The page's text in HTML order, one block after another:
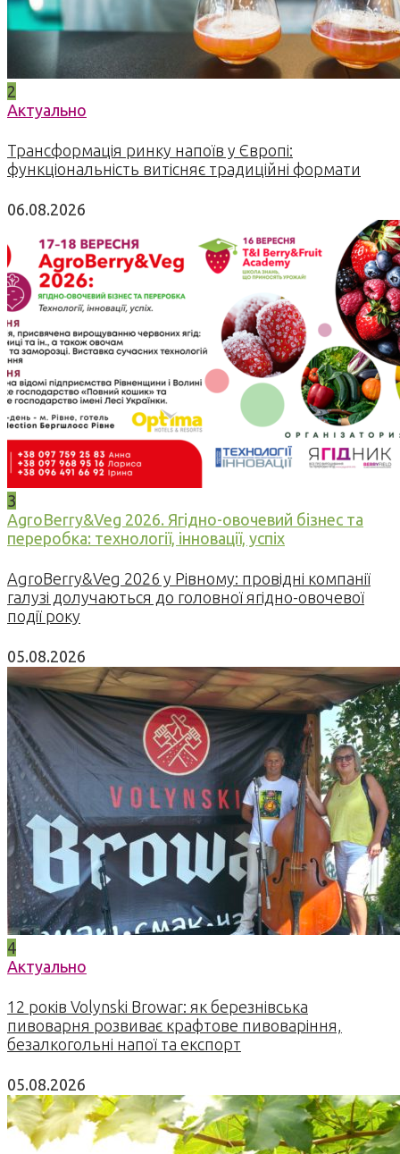
2
Актуально
Трансформація ринку напоїв у Європі:
функціональність витісняє традиційні формати
06.08.2026
3
AgroBerry&Veg 2026. Ягідно-овочевий бізнес та
переробка: технології, інновації, успіх
AgroBerry&Veg 2026 у Рівному: провідні компанії
галузі долучаються до головної ягідно-овочевої
події року
05.08.2026
4
Актуально
12 років Volynski Browar: як березнівська
пивоварня розвиває крафтове пивоваріння,
безалкогольні напої та експорт
05.08.2026